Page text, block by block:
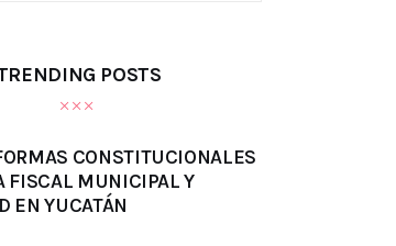
POSTS
CONSTITUCIONALES
FISCAL MUNICIPAL Y
EN YUCATÁN